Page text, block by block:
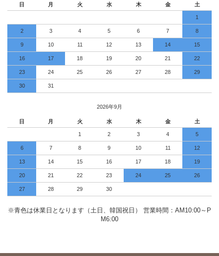
日 月 火 水 木 金 土
1
2 3 4 5 6 7 8
9 10 11 12 13 14 15
16 17 18 19 20 21 22
23 24 25 26 27 28 29
30 31
2026年9月
日 月 火 水 木 金 土
1 2 3 4 5
6 7 8 9 10 11 12
13 14 15 16 17 18 19
20 21 22 23 24 25 26
27 28 29 30
※青色は休業日となります（土日、韓国祝日） 営業時間：AM10:00～P
M6:00